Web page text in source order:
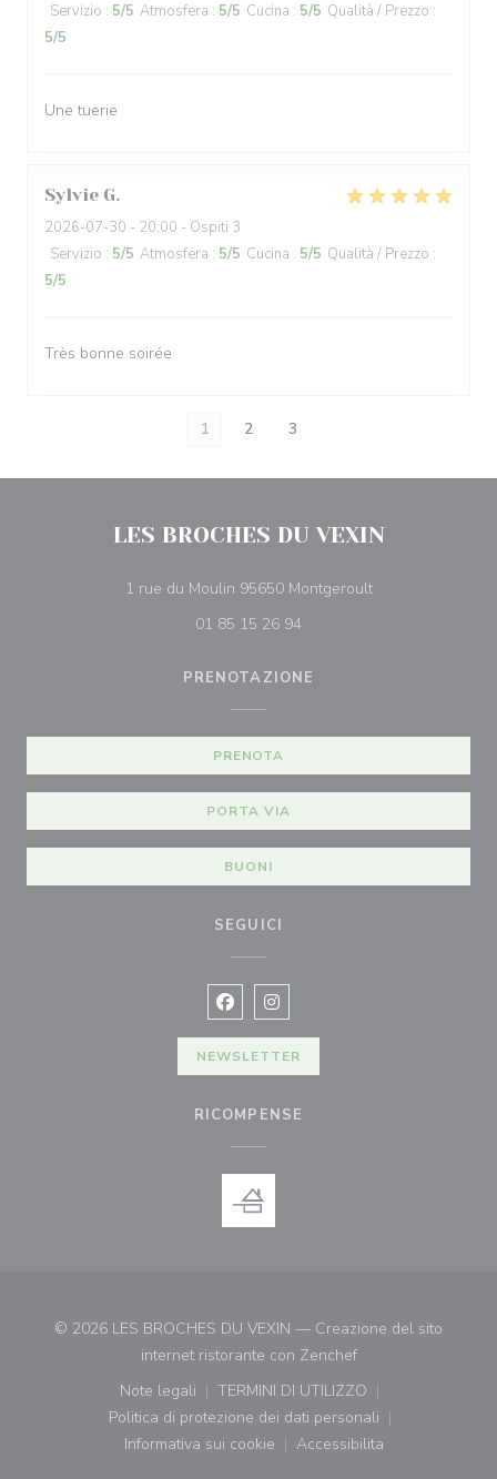
Servizio : 5/5 Atmosfera : 5/5 Cucina : 5/5 Qualità / Prezzo :
5/5
Une tuerie
Sylvie G
2026-07-30 - 20:00 - Ospiti 3
Servizio : 5/5 Atmosfera : 5/5 Cucina : 5/5 Qualità / Prezzo :
5/5
Très bonne soirée
1 2 3
LES BROCHES DU VEXIN
1 rue du Moulin 95650 Montgeroult((apre una nuova
01 85 15 26 94
PRENOTAZIONE
PRENOTA
PORTA VIA
BUONI
SEGUICI
Facebook ((apre una nuova
Instagram ((apre una nuova
NEWSLETTER
RICOMPENSE
© 2026 LES BROCHES DU VEXIN — Creazione del sito
internet ristorante con Zenchef((apre una nuova
Note legali
((apre una nuova finestra))
TERMINI DI UTILIZZO
((apre una nuova finestra))
Politica di protezione dei dati personali
((apre una nuova finestra))
Informativa sui cookie
((apre una nuova finestra))
Accessibilita
((apre una nuova